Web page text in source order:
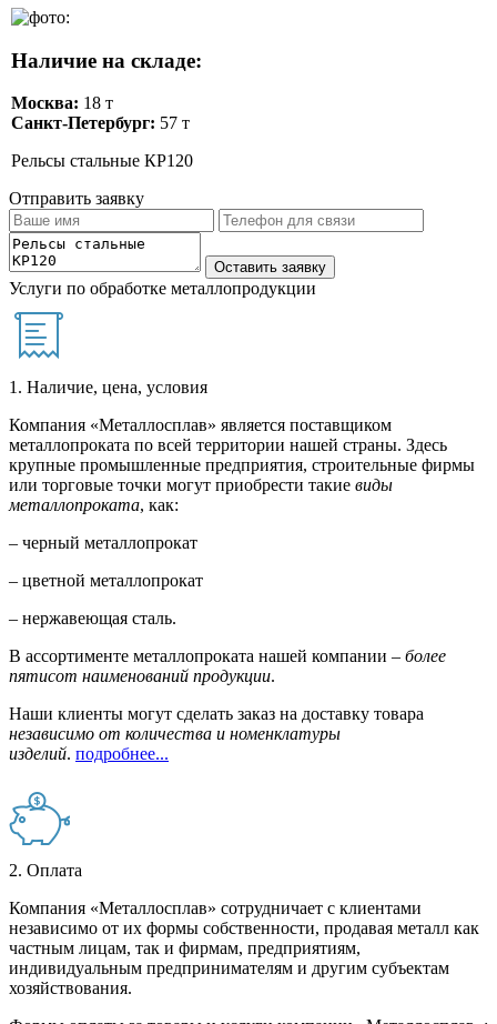
Наличие на складе:
Москва: 18 т
Санкт-Петербург: 57 т
Рельсы стальные КР120
Отправить заявку
Услуги по обработке металлопродукции
1. Наличие, цена, условия
Компания «Металлосплав» является поставщиком
металлопроката по всей территории нашей страны. Здесь
крупные промышленные предприятия, строительные фирмы
или торговые точки могут приобрести такие виды
металлопроката, как:
– черный металлопрокат
– цветной металлопрокат
– нержавеющая сталь.
В ассортименте металлопроката нашей компании – более
пятисот наименований продукции.
Наши клиенты могут сделать заказ на доставку товара
независимо от количества и номенклатуры
изделий. подробнее...
2. Оплата
Компания «Металлосплав» сотрудничает с клиентами
независимо от их формы собственности, продавая металл как
частным лицам, так и фирмам, предприятиям,
индивидуальным предпринимателям и другим субъектам
хозяйствования.